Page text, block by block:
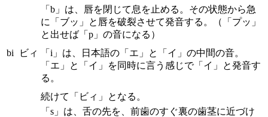
bi ビィ
「b」は、唇を閉じて息を止める。その状態から急
に「ブッ」と唇を破裂させて発音する。（「プッ」
と出せば「p」の音になる）
「i」は、日本語の「エ」と「イ」の中間の音。
「エ」と「イ」を同時に言う感じで「イ」と発音す
る。
続けて「ビィ」となる。
「s」は、舌の先を、前歯のすぐ裏の歯茎に近づけ